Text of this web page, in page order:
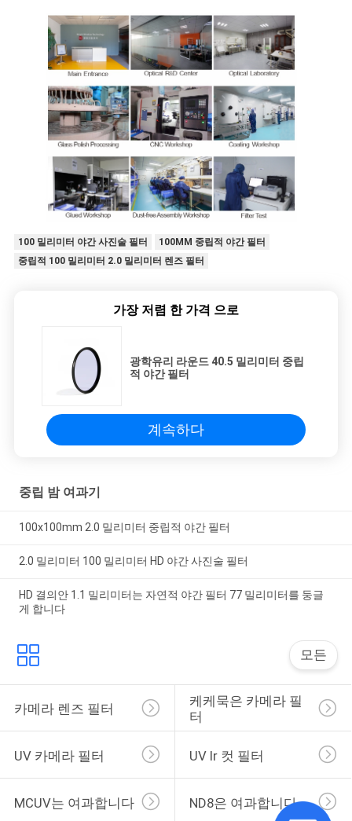
100 밀리미터 야간 사진술 필터
100MM 중립적 야간 필터
중립적 100 밀리미터 2.0 밀리미터 렌즈 필터
가장 저렴 한 가격 으로
광학유리 라운드 40.5 밀리미터 중립
적 야간 필터
계속하다
중립 밤 여과기
100x100mm 2.0 밀리미터 중립적 야간 필터
2.0 밀리미터 100 밀리미터 HD 야간 사진술 필터
HD 결의안 1.1 밀리미터는 자연적 야간 필터 77 밀리미터를 둥글
게 합니다
모든
카메라 렌즈 필터
케케묵은 카메라 필
터
UV 카메라 필터 UV Ir 컷 필터
MCUV는 여과합니다 ND8은 여과합니다